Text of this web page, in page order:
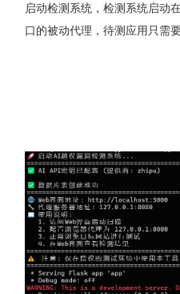
启动检测系统，检测系统启动
口的被动代理，待测应用只需